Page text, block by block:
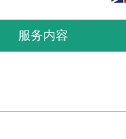
服务内容